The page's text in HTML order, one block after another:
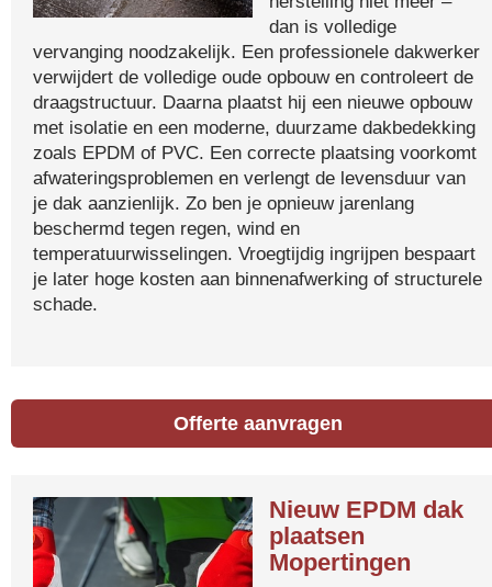
dan is volledige
vervanging noodzakelijk. Een professionele dakwerker
verwijdert de volledige oude opbouw en controleert de
draagstructuur. Daarna plaatst hij een nieuwe opbouw
met isolatie en een moderne, duurzame dakbedekking
zoals EPDM of PVC. Een correcte plaatsing voorkomt
afwateringsproblemen en verlengt de levensduur van
je dak aanzienlijk. Zo ben je opnieuw jarenlang
beschermd tegen regen, wind en
temperatuurwisselingen. Vroegtijdig ingrijpen bespaart
je later hoge kosten aan binnenafwerking of structurele
schade.
Offerte aanvragen
Nieuw EPDM dak
plaatsen
Mopertingen